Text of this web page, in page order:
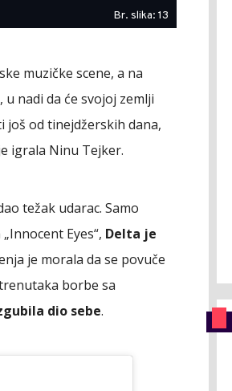
Br. slika: 13
muzičke scene, a na
nadi da će svojoj zemlji
još od tinejdžerskih dana,
igrala Ninu Tejker.
težak udarac. Samo
Eyes“, Delta je
je morala da se povuče
borbe sa
dio sebe.